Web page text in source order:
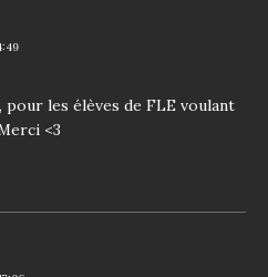
les élèves de FLE voulant
<3